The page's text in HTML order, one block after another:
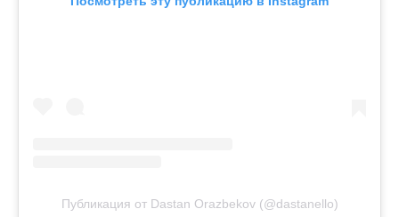
Публикация от Dastan Orazbekov (@dastanello)